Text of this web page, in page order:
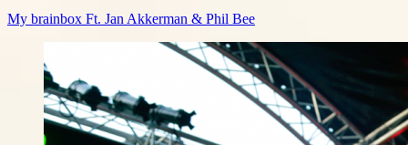
My brainbox Ft. Jan Akkerman & Phil Bee